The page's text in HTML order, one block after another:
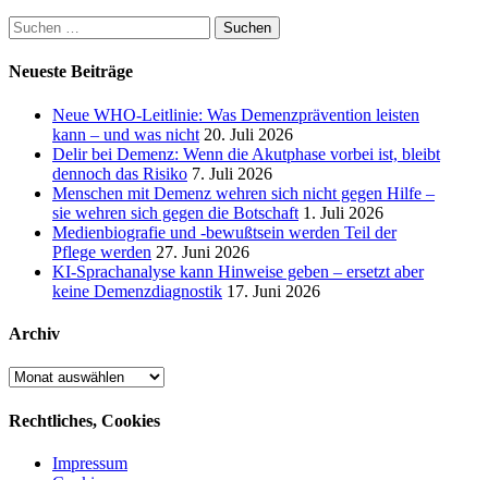
Suchen
nach:
Neueste Beiträge
Neue WHO-Leitlinie: Was Demenzprävention leisten
kann – und was nicht 20. Juli 2026
Delir bei Demenz: Wenn die Akutphase vorbei ist, bleibt
dennoch das Risiko 7. Juli 2026
Menschen mit Demenz wehren sich nicht gegen Hilfe –
sie wehren sich gegen die Botschaft 1. Juli 2026
Medienbiografie und -bewußtsein werden Teil der
Pflege werden 27. Juni 2026
KI-Sprachanalyse kann Hinweise geben – ersetzt aber
keine Demenzdiagnostik 17. Juni 2026
Archiv
Archiv
Rechtliches, Cookies
Impressum